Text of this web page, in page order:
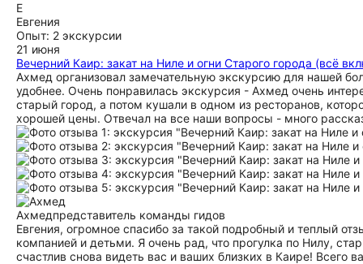
Е
Евгения
Опыт: 2 экскурсии
21 июня
Вечерний Каир: закат на Ниле и огни Старого города (всё
Ахмед организовал замечательную экскурсию для нашей
удобнее. Очень понравилась экскурсия - Ахмед очень
старый город, а потом кушали в одном из ресторанов,
хорошей цены. Отвечал на все наши вопросы - много
Ахмедпредставитель команды гидов
Евгения, огромное спасибо за такой подробный и теплый
компанией и детьми. Я очень рад, что прогулка по Нилу,
счастлив снова видеть вас и ваших близких в Каире! Всего